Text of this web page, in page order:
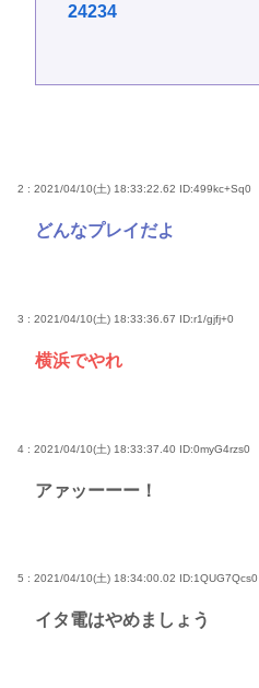
24234
2 : 2021/04/10(土) 18:33:22.62 ID:499kc+Sq0
どんなプレイだよ
3 : 2021/04/10(土) 18:33:36.67 ID:r1/gjfj+0
横浜でやれ
4 : 2021/04/10(土) 18:33:37.40 ID:0myG4rzs0
アァッーーー！
5 : 2021/04/10(土) 18:34:00.02 ID:1QUG7Qcs0
イタ電はやめましょう